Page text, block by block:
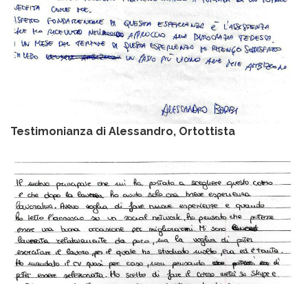
Testimonianza di Alessandro, Ortottista